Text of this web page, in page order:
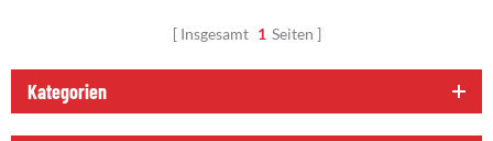
Insgesamt 1 Seiten
Kategorien